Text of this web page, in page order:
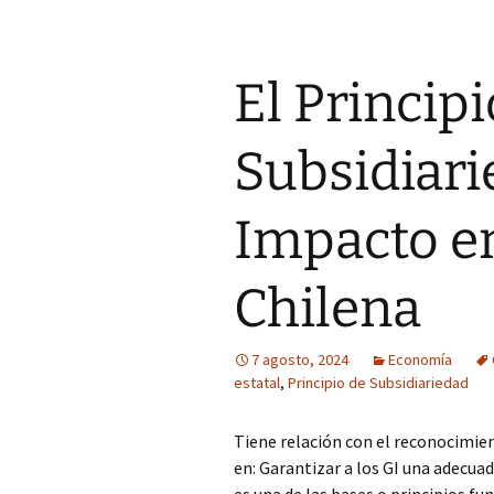
El
Impacto
Chilena
7 agosto, 2024 Economía
estatal, Principio de Subsidiariedad
Tiene relación con el
en: Garantizar a los GI una